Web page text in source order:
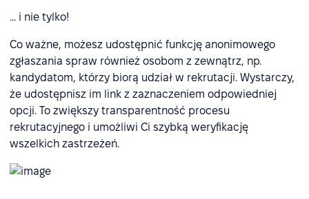
... i nie tylko!
Co ważne, możesz udostępnić funkcję anonimowego
zgłaszania spraw również osobom z zewnątrz, np.
kandydatom, którzy biorą udział w rekrutacji. Wystarczy,
że udostępnisz im link z zaznaczeniem odpowiedniej
opcji. To zwiększy transparentność procesu
rekrutacyjnego i umożliwi Ci szybką weryfikację
wszelkich zastrzeżeń.